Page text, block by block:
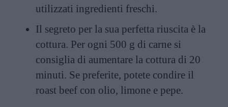
utilizzati ingredienti freschi.
Il segreto per la sua perfetta riuscita è la
cottura. Per ogni 500 g di carne si
consiglia di aumentare la cottura di 20
minuti. Se preferite, potete condire il
roast beef con olio, limone e pepe.